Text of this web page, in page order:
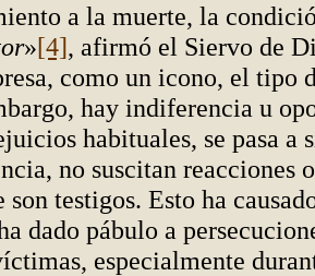
a la muerte, la
»[4], afirmó el Siervo de
como un icono, el tipo
hay indiferencia u
habituales, se pasa a
no suscitan reacciones
son testigos. Esto ha
dado pábulo a
especialmente